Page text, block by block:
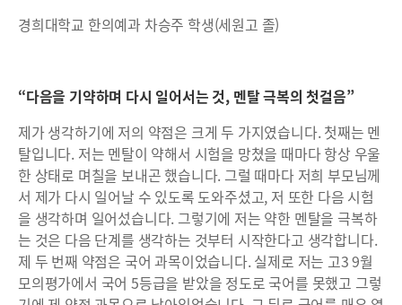
경희대학교 한의예과 차승주 학생(세원고 졸)
“다음을 기약하며 다시 일어서는 것, 멘탈 극복의 첫걸음”
제가 생각하기에 저의 약점은 크게 두 가지였습니다. 첫째는 멘
탈입니다. 저는 멘탈이 약해서 시험을 망쳤을 때마다 항상 우울
한 상태로 며칠을 보내곤 했습니다. 그럴 때마다 저희 부모님께
서 제가 다시 일어날 수 있도록 도와주셨고, 저 또한 다음 시험
을 생각하며 일어섰습니다. 그렇기에 저는 약한 멘탈을 극복하
는 것은 다음 단계를 생각하는 것부터 시작한다고 생각합니다.
제 두 번째 약점은 국어 과목이었습니다. 실제로 저는 고3 9월
모의평가에서 국어 5등급을 받았을 정도로 국어를 못했고 그렇